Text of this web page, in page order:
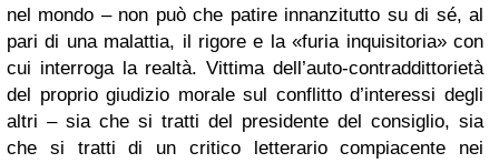
nel mondo – non può che patire innanzitutto su di sé, al
pari di una malattia, il rigore e la «furia inquisitoria» con
cui interroga la realtà. Vittima dell’auto-contraddittorietà
del proprio giudizio morale sul conflitto d’interessi degli
altri – sia che si tratti del presidente del consiglio, sia
che si tratti di un critico letterario compiacente nei